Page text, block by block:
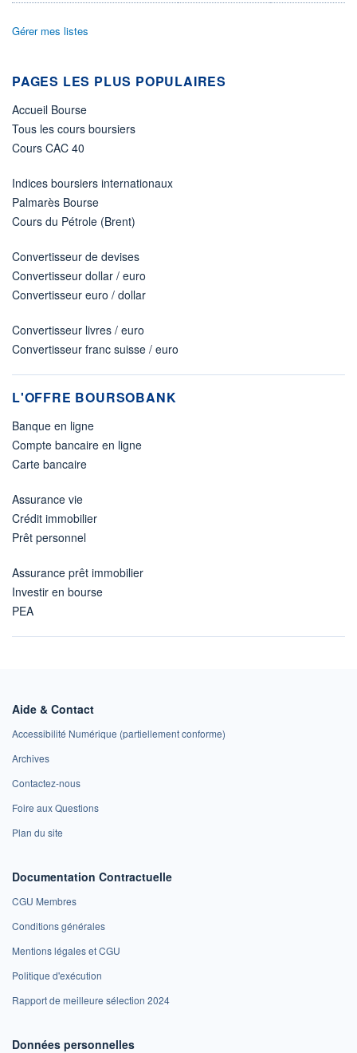
LIMITE À LA
0,0000
LIMITE À LA
-
ÉCHANGE
06.08.26 / 18:47:53
ÉLIGIBILITÉ
Gérer mes listes
PAGES LES PLUS POPULAIRES
Accueil Bourse
Tous les cours boursiers
Cours CAC 40
Indices boursiers internationaux
Palmarès Bourse
Cours du Pétrole (Brent)
Convertisseur de devises
Convertisseur dollar / euro
Convertisseur euro / dollar
Convertisseur livres / euro
Convertisseur franc suisse / euro
L'OFFRE BOURSOBANK
Banque en ligne
Compte bancaire en ligne
Carte bancaire
Assurance vie
Crédit immobilier
Prêt personnel
Assurance prêt immobilier
Investir en bourse
PEA
Aide & Contact
Accessibilité Numérique (partiellement conforme)
Archives
Contactez-nous
Foire aux Questions
Plan du site
Documentation Contractuelle
CGU Membres
Conditions générales
Mentions légales et CGU
Politique d'exécution
Rapport de meilleure sélection 2024
Données personnelles